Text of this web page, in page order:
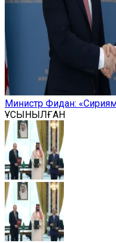
Министр Фидан:
ҰСЫНЫЛҒАН